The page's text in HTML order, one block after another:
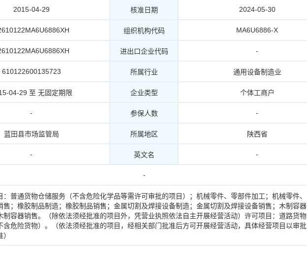
2015-04-29 核准日期 2024-05-30
组织机构代码 MA6U6886-X
进出口企业代码 -
610122600135723 所属行业 通用设备制造业
04-29 至 无固定期限 企业类型 个体工商户
- 参保人数 -
蓝田县市场监管局 所属地区 陕西省
- 英文名 -
-
：普通货物仓储服务（不含危险化学品等需许可审批的项目）；机械零件、零部件加工；机械零件、
售；橡胶制品制造；橡胶制品销售；金属切割及焊接设备制造；金属切割及焊接设备销售；木制容器
制容器销售。（除依法须经批准的项目外，凭营业执照依法自主开展经营活动）许可项目：道路货物
含危险货物）。（依法须经批准的项目，经相关部门批准后方可开展经营活动，具体经营项目以审批